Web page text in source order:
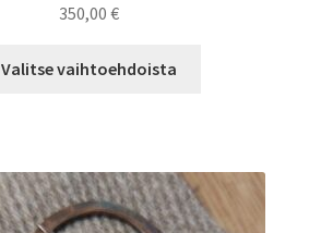
350,00 €
Valitse vaihtoehdoista
Voit
tehdä